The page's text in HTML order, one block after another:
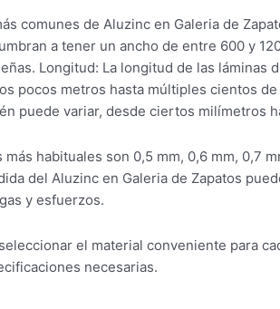
comunes de Aluzinc en Galeria de
a tener un ancho de entre 600 y
Longitud: La longitud de las láminas
pocos metros hasta múltiples cientos
puede variar, desde ciertos milímetros
habituales son 0,5 mm, 0,6 mm, 0,7
del Aluzinc en Galeria de Zapatos
y esfuerzos.
el material conveniente para
necesarias.